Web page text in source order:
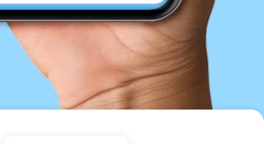
vigilants !!!
soin de vous et des
vulnérables qui
entourent.